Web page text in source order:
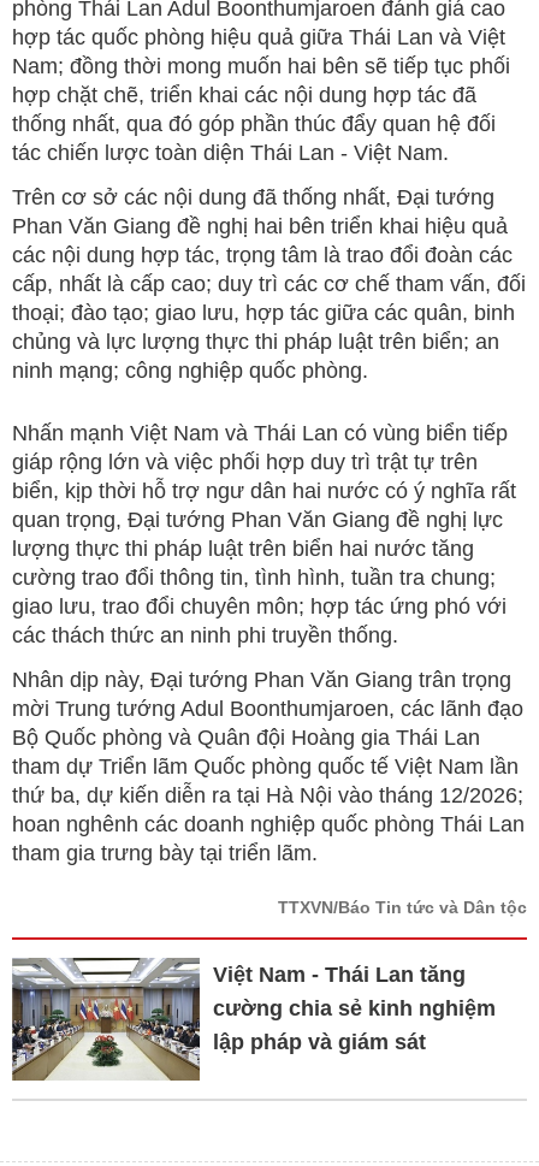
phòng Thái Lan Adul Boonthumjaroen đánh giá cao
hợp tác quốc phòng hiệu quả giữa Thái Lan và Việt
Nam; đồng thời mong muốn hai bên sẽ tiếp tục phối
hợp chặt chẽ, triển khai các nội dung hợp tác đã
thống nhất, qua đó góp phần thúc đẩy quan hệ đối
tác chiến lược toàn diện Thái Lan - Việt Nam.
Trên cơ sở các nội dung đã thống nhất, Đại tướng
Phan Văn Giang đề nghị hai bên triển khai hiệu quả
các nội dung hợp tác, trọng tâm là trao đổi đoàn các
cấp, nhất là cấp cao; duy trì các cơ chế tham vấn, đối
thoại; đào tạo; giao lưu, hợp tác giữa các quân, binh
chủng và lực lượng thực thi pháp luật trên biển; an
ninh mạng; công nghiệp quốc phòng.
Nhấn mạnh Việt Nam và Thái Lan có vùng biển tiếp
giáp rộng lớn và việc phối hợp duy trì trật tự trên
biển, kịp thời hỗ trợ ngư dân hai nước có ý nghĩa rất
quan trọng, Đại tướng Phan Văn Giang đề nghị lực
lượng thực thi pháp luật trên biển hai nước tăng
cường trao đổi thông tin, tình hình, tuần tra chung;
giao lưu, trao đổi chuyên môn; hợp tác ứng phó với
các thách thức an ninh phi truyền thống.
Nhân dịp này, Đại tướng Phan Văn Giang trân trọng
mời Trung tướng Adul Boonthumjaroen, các lãnh đạo
Bộ Quốc phòng và Quân đội Hoàng gia Thái Lan
tham dự Triển lãm Quốc phòng quốc tế Việt Nam lần
thứ ba, dự kiến diễn ra tại Hà Nội vào tháng 12/2026;
hoan nghênh các doanh nghiệp quốc phòng Thái Lan
tham gia trưng bày tại triển lãm.
TTXVN/Báo Tin tức và Dân tộc
Việt Nam - Thái Lan tăng
cường chia sẻ kinh nghiệm
lập pháp và giám sát